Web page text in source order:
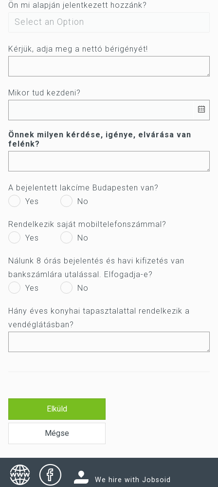
Ön mi alapján jelentkezett hozzánk?
Kérjük, adja meg a nettó bérigényét!
Mikor tud kezdeni?
Önnek milyen kérdése, igénye, elvárása van
felénk?
A bejelentett lakcíme Budapesten van?
Yes
No
Rendelkezik saját mobiltelefonszámmal?
Yes
No
Nálunk 8 órás bejelentés és havi kifizetés van
bankszámlára utalással. Elfogadja-e?
Yes
No
Hány éves konyhai tapasztalattal rendelkezik a
vendéglátásban?
Elküld
Mégse
We hire with Jobsoid